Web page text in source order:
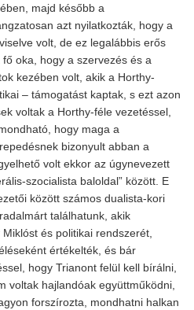
majd később a
azt nyilatkozták, hogy a
volt, de ez legalábbis erős
oka, hogy a szervezés és a
kezében volt, akik a Horthy-
– támogatást kaptak, s ezt azon
voltak a Horthy-féle vezetéssel,
hogy maga a
bizonyult abban a
volt ekkor az úgynevezett
szocialista baloldal” között. E
között számos dualista-kori
találhatunk, akik
és politikai rendszerét,
értékelték, és bár
hogy Trianont felül kell bírálni,
voltak hajlandóak együttműködni,
forszírozta, mondhatni halkan